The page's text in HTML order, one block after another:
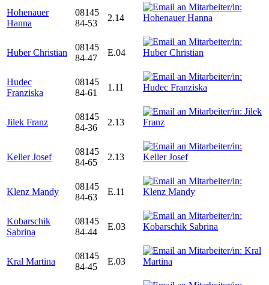
Hohenauer
Hanna
08145
84-53
2.14
Huber Christian
08145
84-47
E.04
Hudec
Franziska
08145
84-61
1.11
Jilek Franz
08145
84-36
2.13
Keller Josef
08145
84-65
2.13
Klenz Mandy
08145
84-63
E.11
Kobarschik
Sabrina
08145
84-44
E.03
Kral Martina
08145
84-45
E.03